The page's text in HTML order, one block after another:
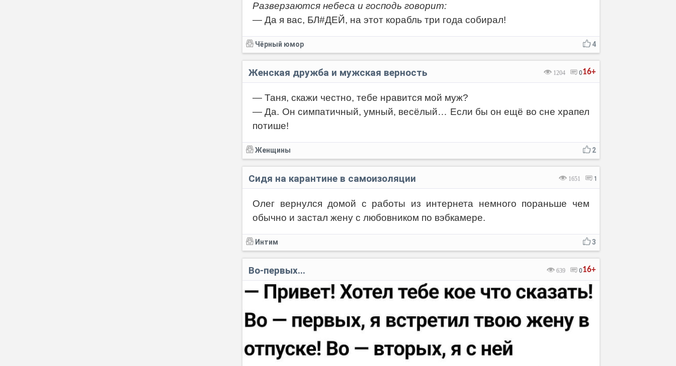
Разверзаются небеса и господь говорит:
— Да я вас, БЛ#ДЕЙ, на этот корабль три года собирал!
4
Чёрный юмор
16+
1204 0
Женская дружба и мужская верность
— Таня, скажи честно, тебе нравится мой муж?
— Да. Он симпатичный, умный, весёлый… Если бы он ещё во сне храпел
потише!
2
Женщины
1651 1
Сидя на карантине в самоизоляции
Олег вернулся домой с работы из интернета немного пораньше чем
обычно и застал жену с любовником по вэбкамере.
3
Интим
16+
639 0
Во-первых...